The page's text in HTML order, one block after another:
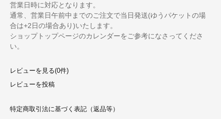
営業日時に対応となります。
通常、営業日午前中までのご注文で当日発送(ゆうパケットの場
合は+2日の場合あり)いたします。
ショップトップページのカレンダーをご参考になさってくださ
い。
レビューを見る(0件)
レビューを投稿
特定商取引法に基づく表記（返品等）